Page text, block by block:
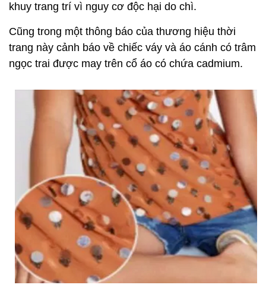
khuy trang trí vì nguy cơ độc hại do chì.
Cũng trong một thông báo của thương hiệu thời
trang này cảnh báo về chiếc váy và áo cánh có trâm
ngọc trai được may trên cổ áo có chứa cadmium.